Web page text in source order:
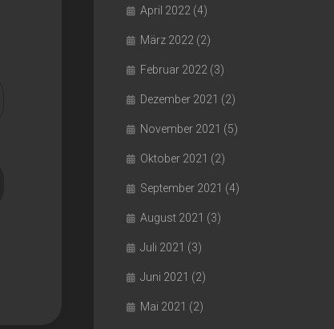
April 2022 (4)
März 2022 (2)
Februar 2022 (3)
Dezember 2021 (2)
November 2021 (5)
Oktober 2021 (2)
September 2021 (4)
August 2021 (3)
Juli 2021 (3)
Juni 2021 (2)
Mai 2021 (2)